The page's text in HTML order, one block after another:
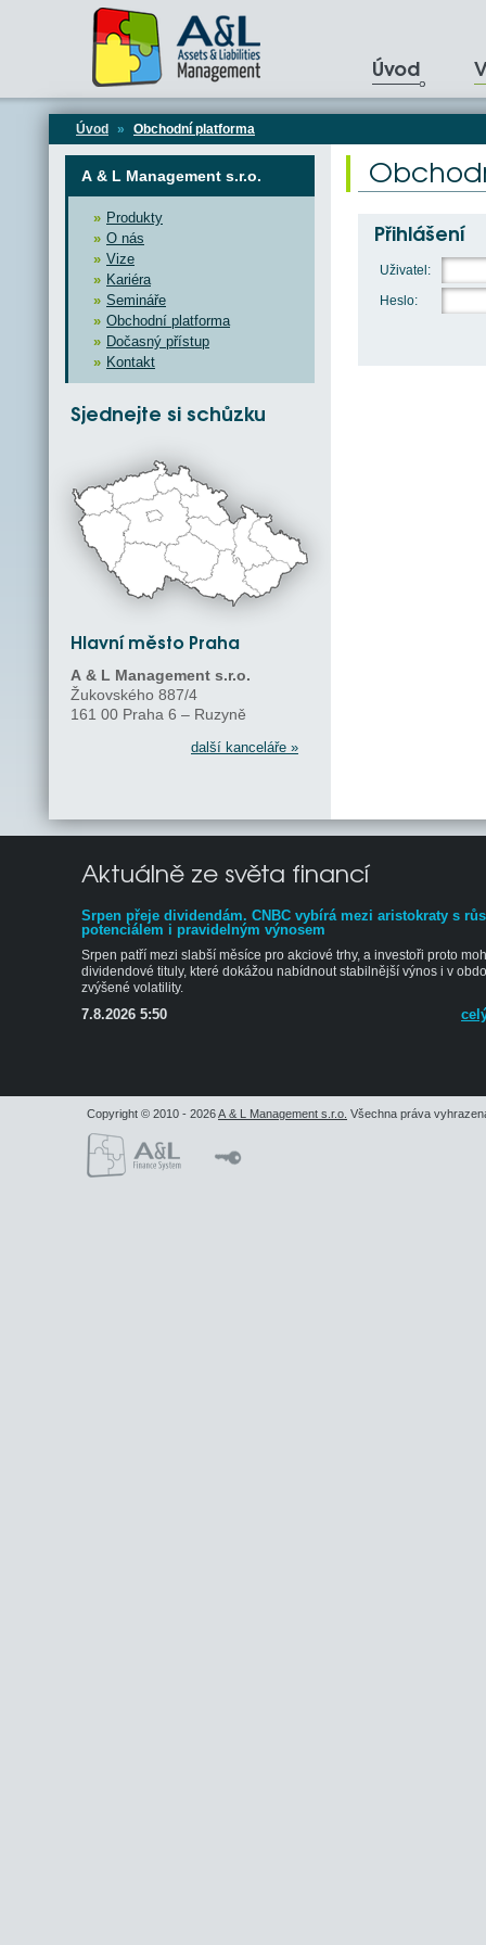
Úvod
Úvod » Obchodní platforma
A & L Management s.r.o.
Produkty
O nás
Vize
Kariéra
Semináře
Obchodní platforma
Dočasný přístup
Kontakt
Sjednejte si schůzku
Hlavní město Praha
A & L Management s.r.o.
Žukovského 887/4
161 00 Praha 6 – Ruzyně
další kanceláře »
Přihlášení
Uživatel
Heslo
Aktuálně ze světa financí
Srpen přeje dividendám. CNBC vybírá mezi aristokraty s
potenciálem i pravidelným výnosem
Srpen patří mezi slabší měsíce pro akciové trhy, a investoři proto
dividendové tituly, které dokážou nabídnout stabilnější výnos i v
zvýšené volatility.
7.8.2026 5:50
Copyright © 2010 - 2026A & L Management s.r.o. Všechna práva